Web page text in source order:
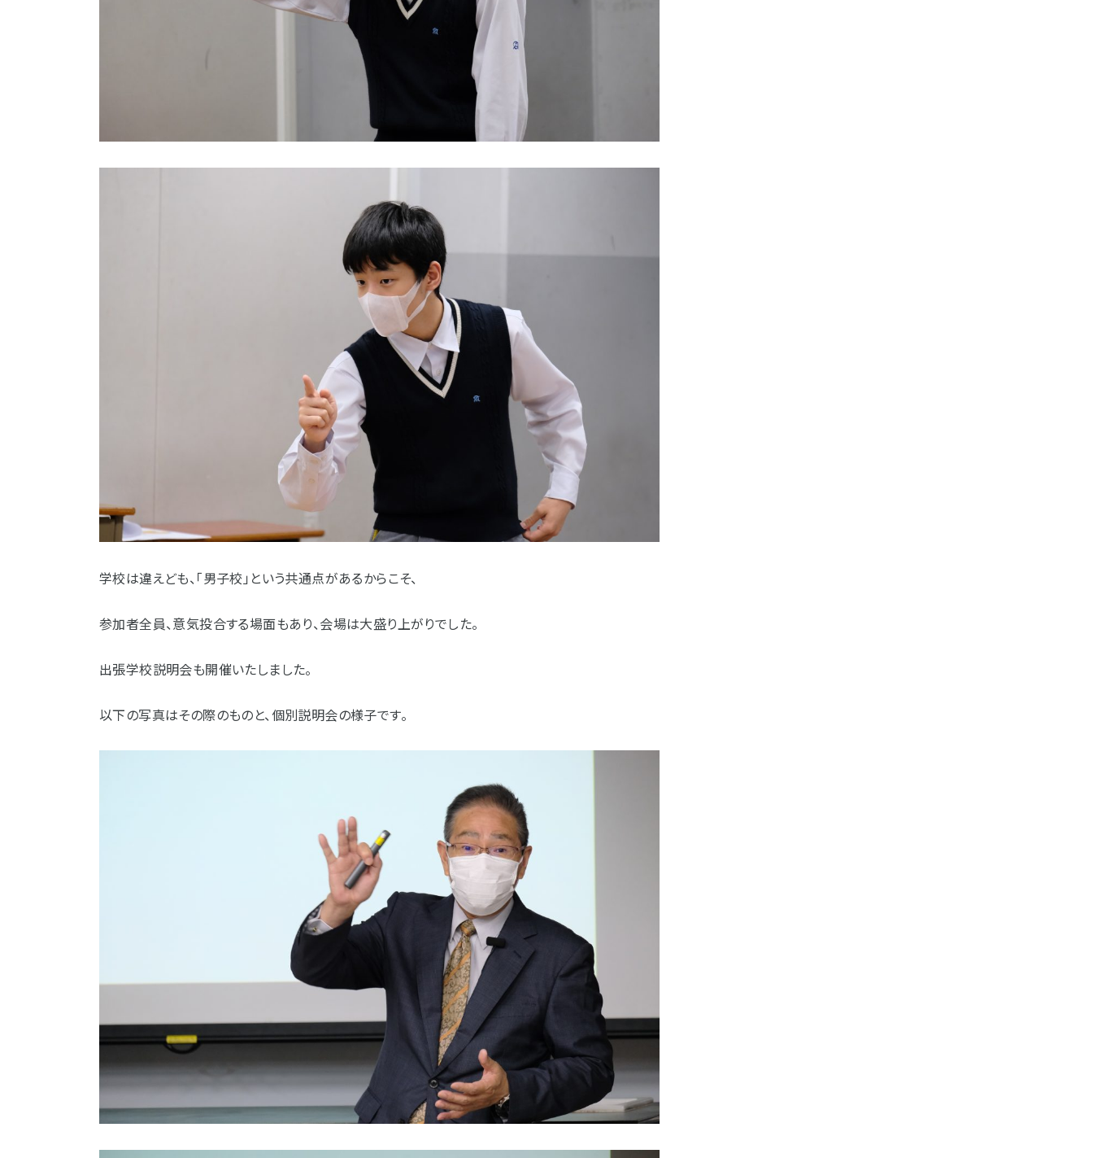
学校は違えども、「男子校」という共通点があるからこそ、
参加者全員、意気投合する場面もあり、会場は大盛り上がりでした。
出張学校説明会も開催いたしました。
以下の写真はその際のものと、個別説明会の様子です。